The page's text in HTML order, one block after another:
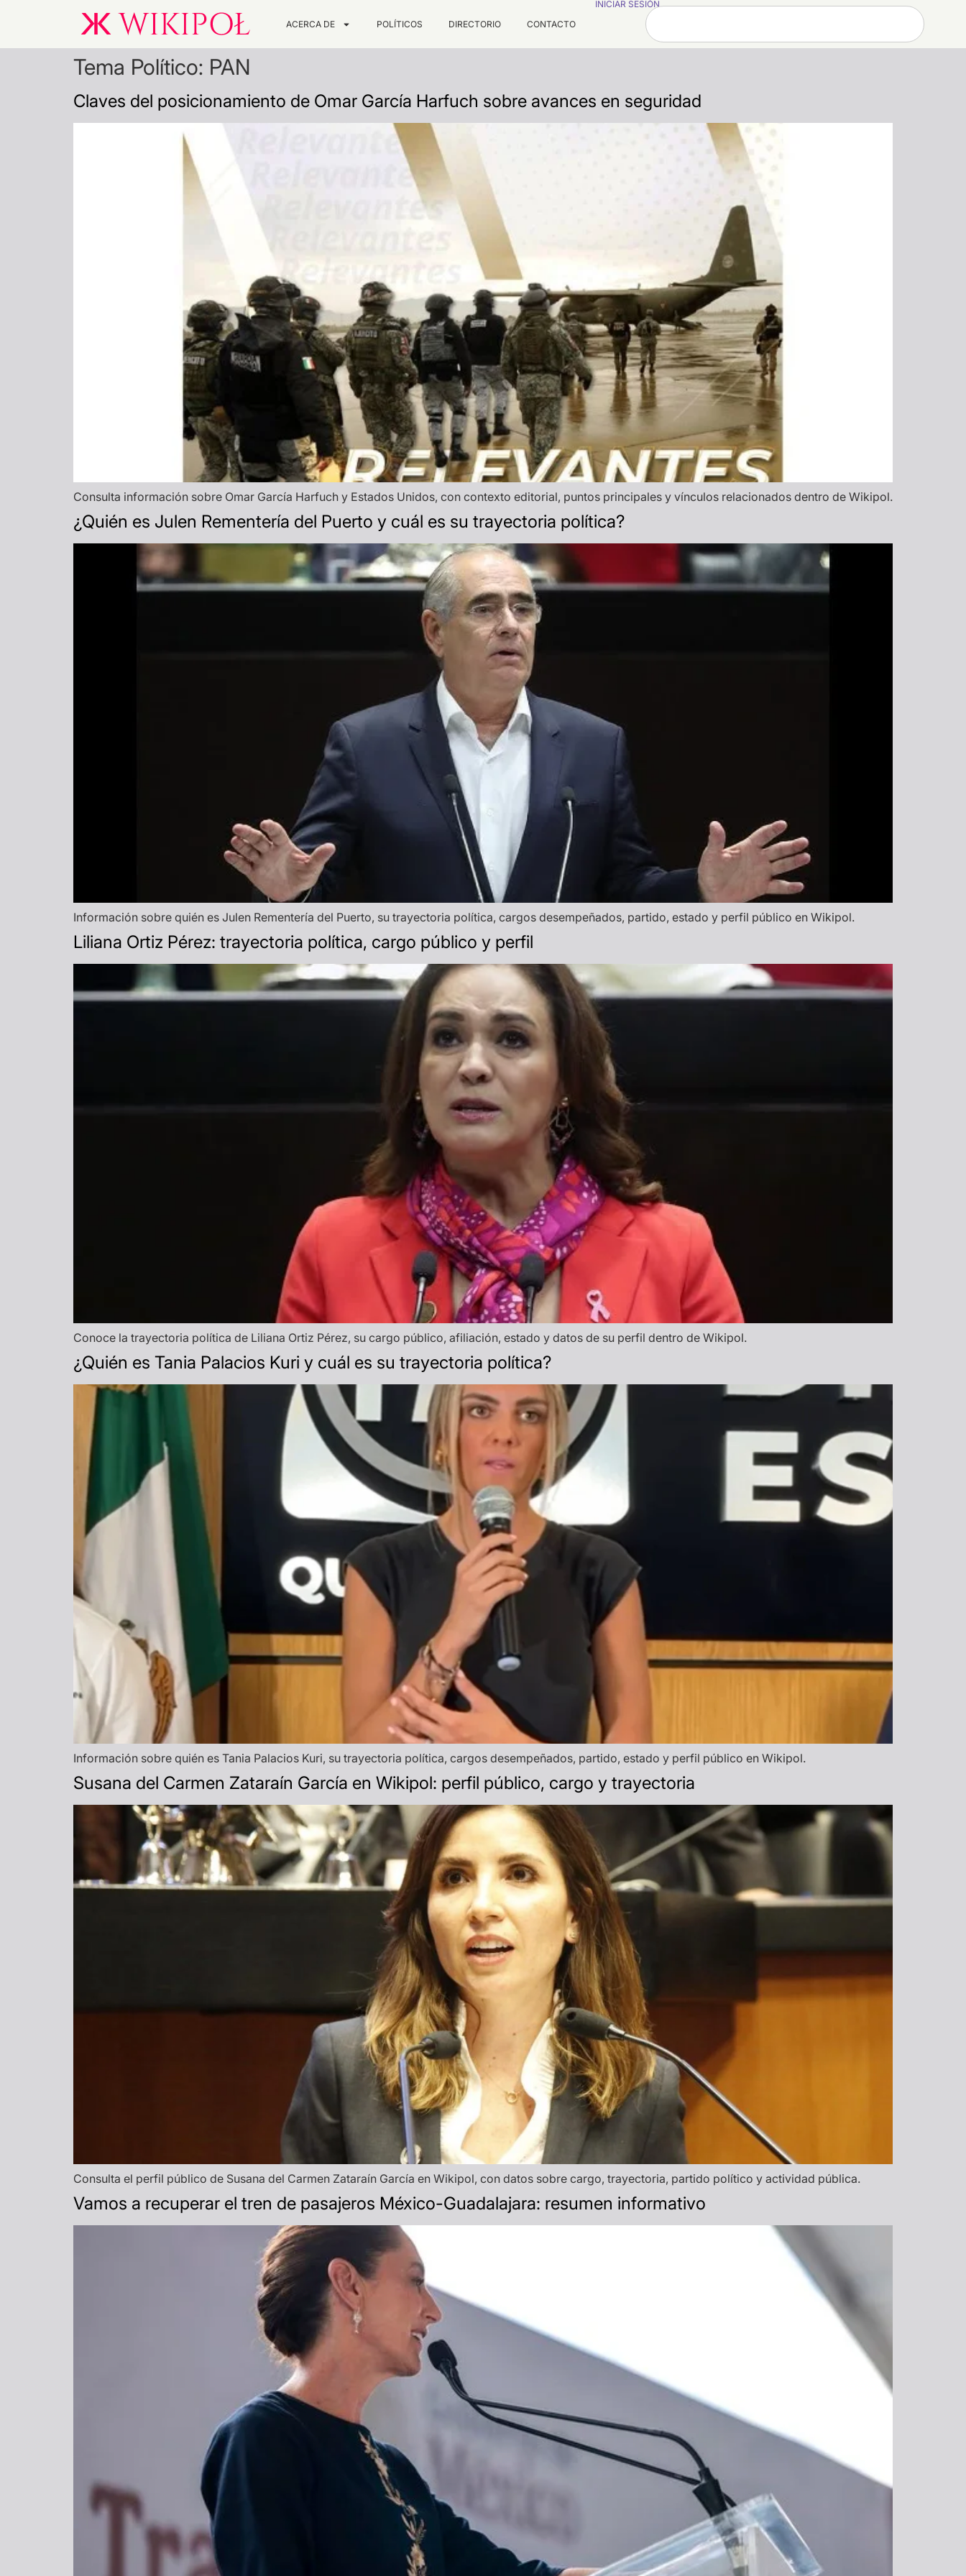
ACERCA DE POLÍTICOS DIRECTORIO CONTACTO
INICIAR SESIÓN
Tema Político: PAN
Claves del posicionamiento de Omar García Harfuch sobre avances en seguridad
Consulta información sobre Omar García Harfuch y Estados Unidos, con contexto editorial, puntos principales y vínculos relacionados dentro de Wikipol.
¿Quién es Julen Rementería del Puerto y cuál es su trayectoria política?
Información sobre quién es Julen Rementería del Puerto, su trayectoria política, cargos desempeñados, partido, estado y perfil público en Wikipol.
Liliana Ortiz Pérez: trayectoria política, cargo público y perfil
Conoce la trayectoria política de Liliana Ortiz Pérez, su cargo público, afiliación, estado y datos de su perfil dentro de Wikipol.
¿Quién es Tania Palacios Kuri y cuál es su trayectoria política?
Información sobre quién es Tania Palacios Kuri, su trayectoria política, cargos desempeñados, partido, estado y perfil público en Wikipol.
Susana del Carmen Zataraín García en Wikipol: perfil público, cargo y trayectoria
Consulta el perfil público de Susana del Carmen Zataraín García en Wikipol, con datos sobre cargo, trayectoria, partido político y actividad pública.
Vamos a recuperar el tren de pasajeros México-Guadalajara: resumen informativo